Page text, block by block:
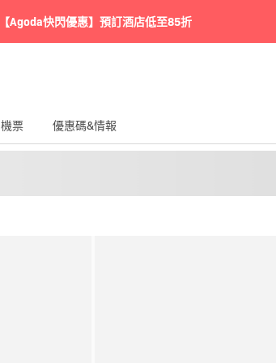
【Agoda快閃優惠】預訂酒店低至85折
機票 優惠碼&情報